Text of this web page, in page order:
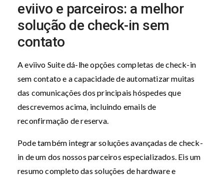
eviivo e parceiros: a melhor
solução de check-in sem
contato
A eviivo Suite dá-lhe opções completas de check-in
sem contato e a capacidade de automatizar muitas
das comunicações dos principais hóspedes que
descrevemos acima, incluindo emails de
reconfirmação de reserva.
Pode também integrar soluções avançadas de check-
in de um dos nossos parceiros especializados. Eis um
resumo completo das soluções de hardware e